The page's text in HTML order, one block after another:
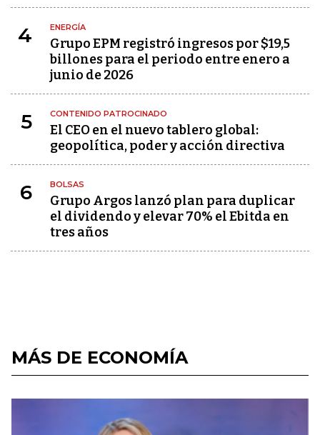
4 ENERGÍA
Grupo EPM registró ingresos por $19,5
billones para el periodo entre enero a
junio de 2026
5 CONTENIDO PATROCINADO
El CEO en el nuevo tablero global:
geopolítica, poder y acción directiva
6 BOLSAS
Grupo Argos lanzó plan para duplicar
el dividendo y elevar 70% el Ebitda en
tres años
MÁS DE ECONOMÍA